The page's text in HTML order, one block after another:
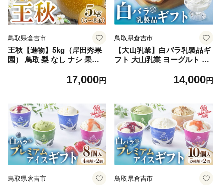
鳥取県倉吉市
王秋【進物】5kg（岸田秀果
園） 鳥取 梨 なし ナシ 果物
うなし 人気 進物 贈答用
17,000円
鳥取県倉吉市
【大山乳業】白バラ乳製品ギ
フト 大山乳業 ヨーグルト チ
ット クリームヨーグルト ク
14,000円
鳥取県倉吉市 鳥取県倉吉市